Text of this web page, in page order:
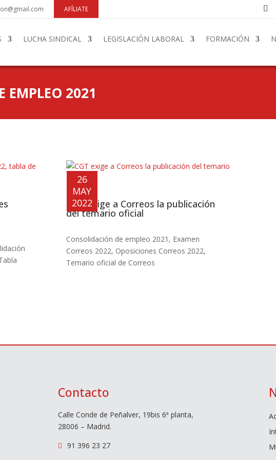
AFÍLIATE
LUCHA SINDICAL LEGISLACIÓN LABORAL FORMACIÓN
EMPLEO 2021
CGT exige a Correos la publicación
del temario oficial
26
MAY
2022
Consolidación de empleo 2021 , Examen
Correos 2022, Oposiciones Correos 2022,
Temario oficial de Correos
Contacto
Calle Conde de Peñalver, 19bis 6ª planta,
28006 – Madrid.

91 396 23 27